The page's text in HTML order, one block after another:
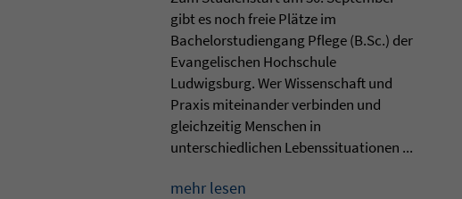
gibt es noch freie Plätze im
Bachelorstudiengang Pflege (B.Sc.) der
Evangelischen Hochschule
Ludwigsburg. Wer Wissenschaft und
Praxis miteinander verbinden und
gleichzeitig Menschen in
unterschiedlichen Lebenssituationen ...
mehr lesen